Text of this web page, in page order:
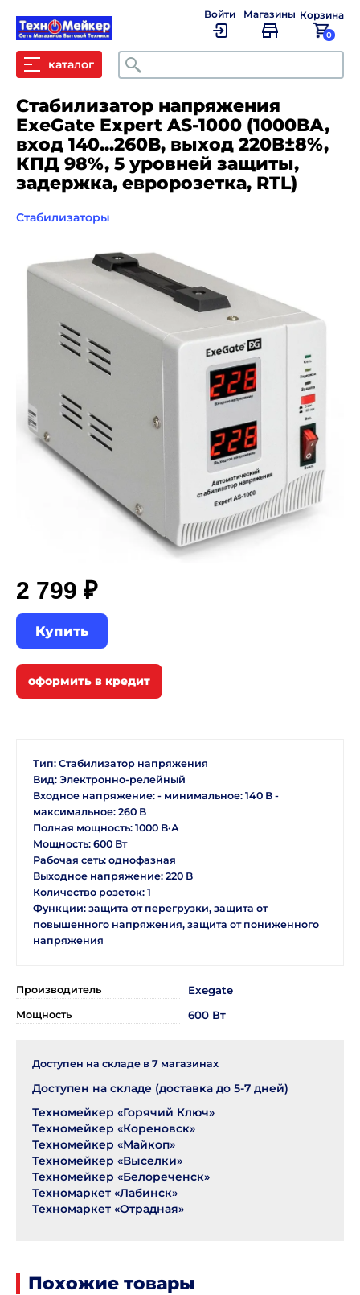
каталог Поиск
Войти Магазины Корзина
0
Стабилизатор напряжения
ExeGate Expert AS-1000 (1000ВА,
вход 140...260В, выход 220В±8%,
КПД 98%, 5 уровней защиты,
задержка, евророзетка, RTL)
Стабилизаторы
2 799 ₽
Купить
Тип: Стабилизатор напряжения
Вид: Электронно-релейный
Входное напряжение: - минимальное: 140 В -
максимальное: 260 В
Полная мощность: 1000 В·А
Мощность: 600 Вт
Рабочая сеть: однофазная
Выходное напряжение: 220 В
Количество розеток: 1
Функции: защита от перегрузки, защита от
повышенного напряжения, защита от пониженного
напряжения
Производитель Exegate
Мощность 600 Вт
Доступен на складе в 7 магазинах
Доступен на складе (доставка до 5-7 дней)
Техномейкер «Горячий Ключ»
Техномейкер «Кореновск»
Техномейкер «Майкоп»
Техномейкер «Выселки»
Техномейкер «Белореченск»
Техномаркет «Лабинск»
Техномаркет «Отрадная»
Похожие товары